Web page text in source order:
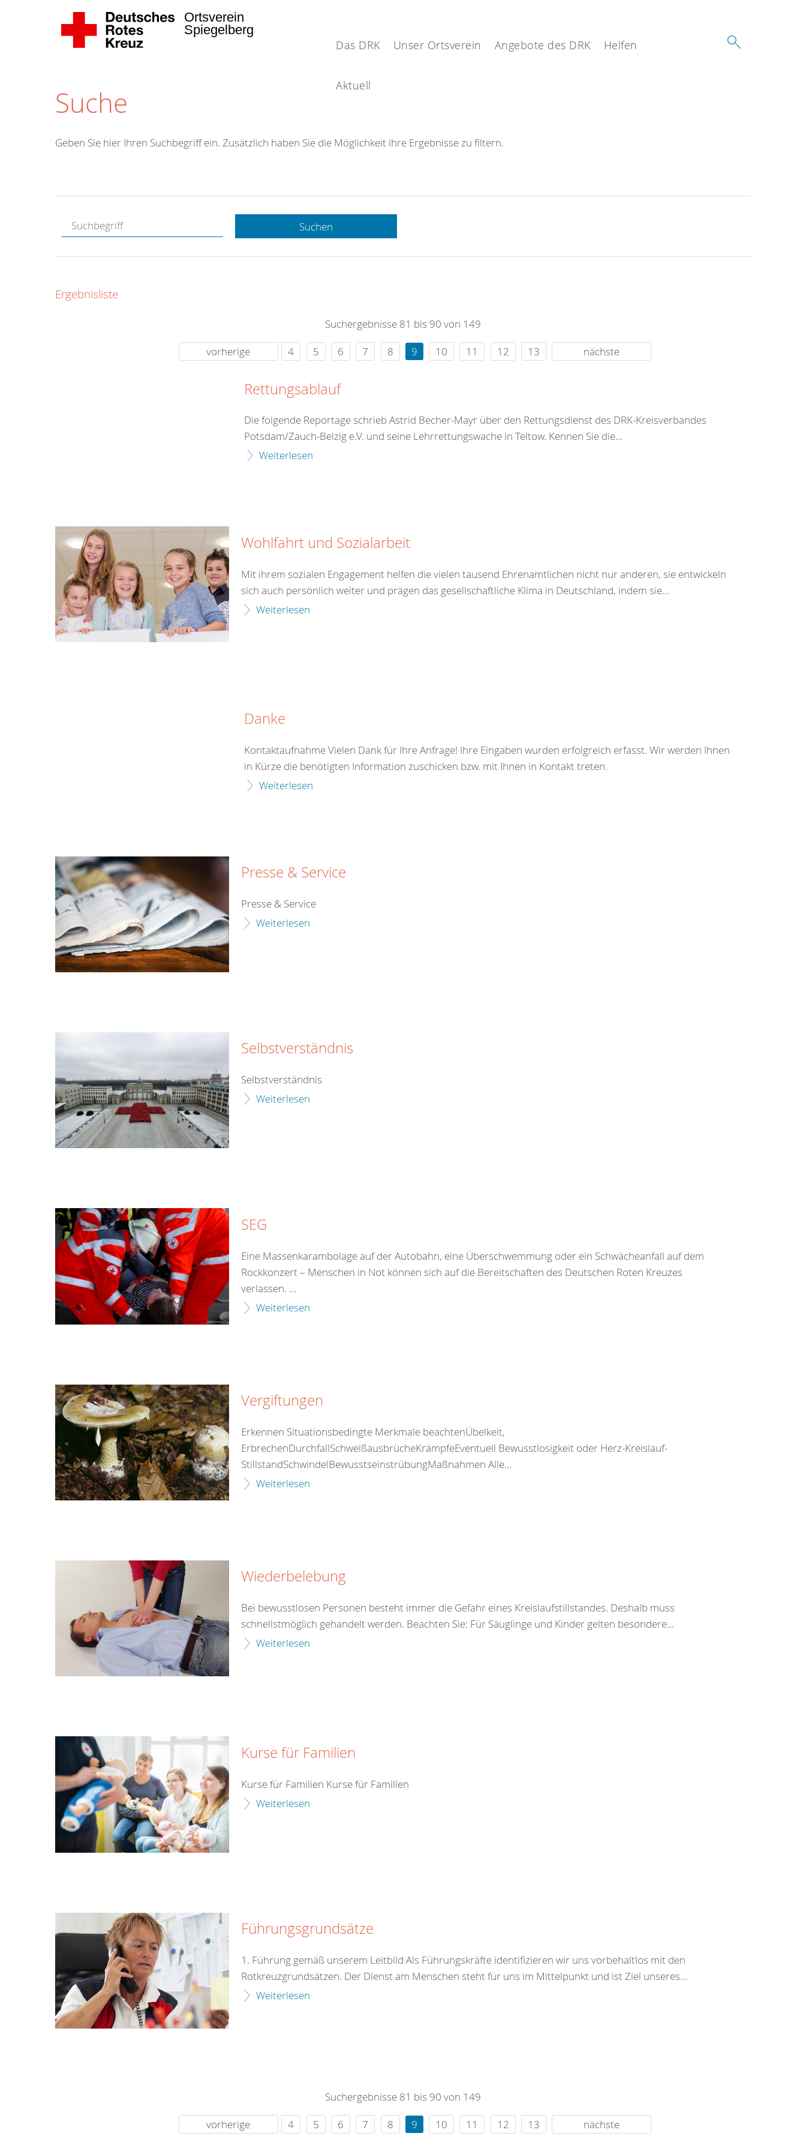
Das DRK Unser Ortsverein Angebote des DRK Helfen
Aktuell
Ortsverein
Spiegelberg
Suche
Hotline.
gerne.
rund um die Uhr
Geben Sie hier Ihren Suchbegriff ein. Zusätzlich haben Sie die Möglichkeit ihre Ergebnisse zu filtern.
Suchen
Ergebnisliste
Suchergebnisse 81 bis 90 von 149
vorherige
4 5 6 7 8 9 10 11 12 13 nächste
Rettungsablauf
Die folgende Reportage schrieb Astrid Becher-Mayr über den Rettungsdienst des DRK-Kreisverbandes
Potsdam/Zauch-Belzig e.V. und seine Lehrrettungswache in Teltow. Kennen Sie die...
Weiterlesen
Wohlfahrt und Sozialarbeit
Mit ihrem sozialen Engagement helfen die vielen tausend Ehrenamtlichen nicht nur anderen, sie entwickeln
sich auch persönlich weiter und prägen das gesellschaftliche Klima in Deutschland, indem sie...
Weiterlesen
Danke
Kontaktaufnahme Vielen Dank für Ihre Anfrage! Ihre Eingaben wurden erfolgreich erfasst. Wir werden Ihnen
in Kürze die benötigten Information zuschicken bzw. mit Ihnen in Kontakt treten.
Weiterlesen
Presse & Service
Presse & Service
Weiterlesen
Selbstverständnis
Selbstverständnis
Weiterlesen
SEG
Eine Massenkarambolage auf der Autobahn, eine Überschwemmung oder ein Schwächeanfall auf dem
Rockkonzert – Menschen in Not können sich auf die Bereitschaften des Deutschen Roten Kreuzes
verlassen. ...
Weiterlesen
Vergiftungen
Erkennen Situationsbedingte Merkmale beachtenÜbelkeit,
ErbrechenDurchfallSchweißausbrücheKrämpfeEventuell Bewusstlosigkeit oder Herz-Kreislauf-
StillstandSchwindelBewusstseinstrübungMaßnahmen Alle...
Weiterlesen
Wiederbelebung
Bei bewusstlosen Personen besteht immer die Gefahr eines Kreislaufstillstandes. Deshalb muss
schnellstmöglich gehandelt werden. Beachten Sie: Für Säuglinge und Kinder gelten besondere...
Weiterlesen
Kurse für Familien
Kurse für Familien Kurse für Familien
Weiterlesen
Führungsgrundsätze
1. Führung gemäß unserem Leitbild Als Führungskräfte identifizieren wir uns vorbehaltlos mit den
Rotkreuzgrundsätzen. Der Dienst am Menschen steht für uns im Mittelpunkt und ist Ziel unseres...
Weiterlesen
Suchergebnisse 81 bis 90 von 149
vorherige
4 5 6 7 8 9 10 11 12 13 nächste